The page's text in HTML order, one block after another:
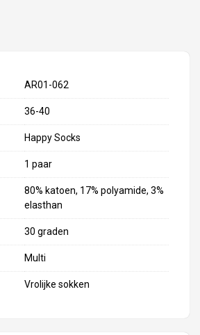
AR01-062
36-40
Happy Socks
1 paar
80% katoen, 17% polyamide, 3%
elasthan
30 graden
Multi
Vrolijke sokken